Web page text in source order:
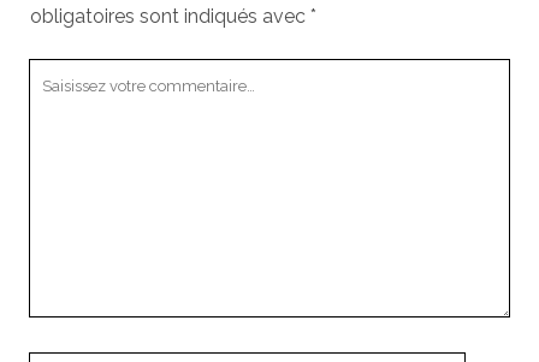
obligatoires sont indiqués avec *